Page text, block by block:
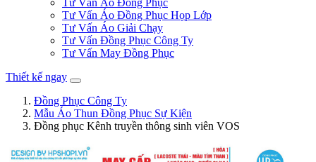
Tư Vấn Áo Đồng Phục
Tư Vấn Áo Đồng Phục Họp Lớp
Tư Vấn Áo Giải Chạy
Tư Vấn Đồng Phục Công Ty
Tư Vấn May Đồng Phục
Thiết kế ngay
Đồng Phục Công Ty
Mẫu Áo Thun Đồng Phục Sự Kiện
Đồng phục Kênh truyền thông sinh viên VOS